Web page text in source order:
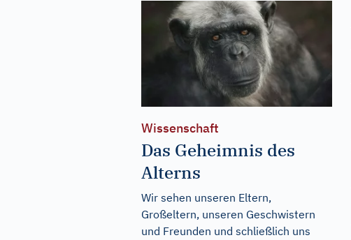
Wissenschaft
Das Geheimnis des
Alterns
Wir sehen unseren Eltern,
Großeltern, unseren Geschwistern
und Freunden und schließlich uns